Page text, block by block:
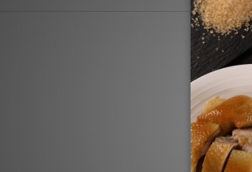
顧客服
會員權益
隱私條
條款與
常見Ｑ